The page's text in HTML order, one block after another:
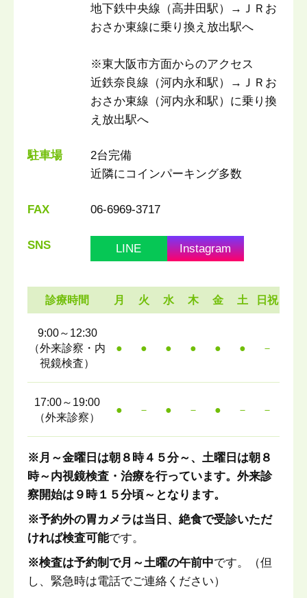
地下鉄中央線（高井田駅）→ＪＲお
おさか東線に乗り換え放出駅へ
※東大阪市方面からのアクセス
近鉄奈良線（河内永和駅）→ＪＲお
おさか東線（河内永和駅）に乗り換
え放出駅へ
駐車場
2台完備
近隣にコインパーキング多数
FAX 06-6969-3717
SNS LINE Instagram
診療時間 月 火 水 木 金 土 日祝
9:00～12:30
（外来診察・内
視鏡検査）
● ● ● ● ● ● －
17:00～19:00
（外来診察）
● － ● － ● － －
※月～金曜日は朝８時４５分～、土曜日は朝８
時～内視鏡検査・治療を行っています。外来診
察開始は９時１５分頃～となります。
※予約外の胃カメラは当日、絶食で受診いただ
ければ検査可能です。
※検査は予約制で月～土曜の午前中です。（但
し、緊急時は電話でご連絡ください）